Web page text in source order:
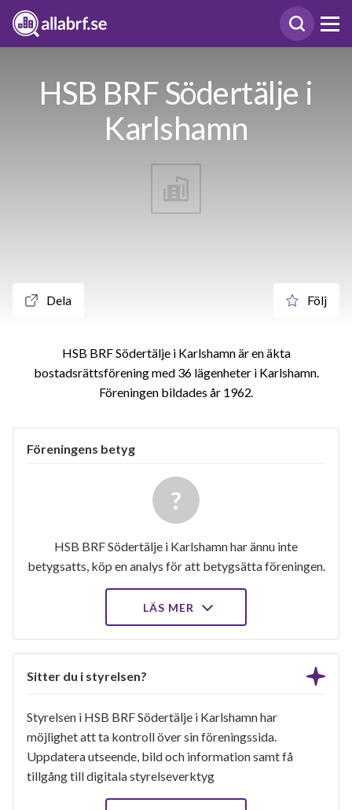
HSB BRF Södertälje i
Karlshamn
Dela Följ
HSB BRF Södertälje i Karlshamn är en äkta
bostadsrättsförening med 36 lägenheter i Karlshamn.
Föreningen bildades år 1962
Föreningens betyg
HSB BRF Södertälje i Karlshamn har ännu inte
betygsatts, köp en analys för att betygsätta föreningen.
LÄS MER
Sitter du i styrelsen?
Styrelsen i HSB BRF Södertälje i Karlshamn har
möjlighet att ta kontroll över sin föreningssida.
Uppdatera utseende, bild och information samt få
tillgång till digitala styrelseverktyg